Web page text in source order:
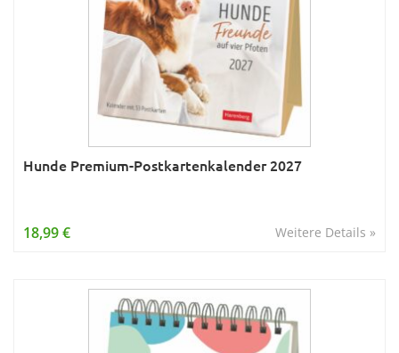
Hunde Premium-Postkartenkalender 2027
Weitere Details »
18,99 €